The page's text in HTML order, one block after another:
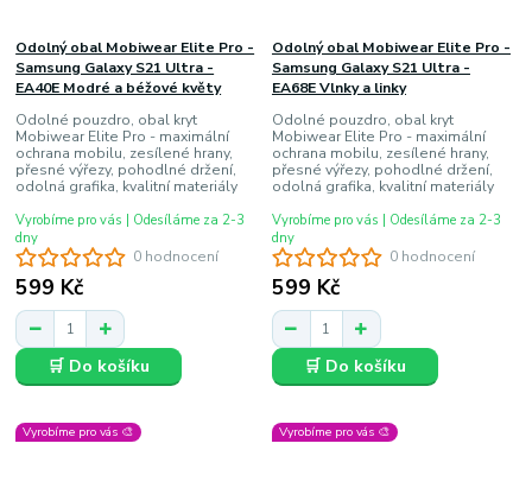
0 hodnocení
Odolný obal Mobiwear Elite Pro -
Samsung Galaxy S21 Ultra -
EA40E Modré a béžové květy
Odolné pouzdro, obal kryt
Mobiwear Elite Pro - maximální
ochrana mobilu, zesílené hrany,
přesné výřezy, pohodlné držení,
odolná grafika, kvalitní materiály
599 Kč
Vyrobíme pro vás | Odesíláme za 2-3
dny
🛒 Do košíku
0 hodnocení
Odolný obal Mobiwear Elite Pro -
Samsung Galaxy S21 Ultra -
EA68E Vlnky a linky
Odolné pouzdro, obal kryt
Mobiwear Elite Pro - maximální
ochrana mobilu, zesílené hrany,
přesné výřezy, pohodlné držení,
odolná grafika, kvalitní materiály
599 Kč
Vyrobíme pro vás | Odesíláme za 2-3
dny
🛒 Do košíku
Vyrobíme pro vás 🎨 Vyrobíme pro vás 🎨